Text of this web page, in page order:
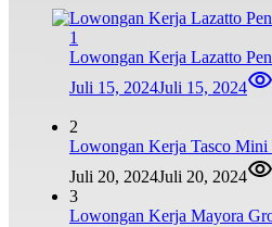
1
Lowongan Kerja Lazatto
Juli 15, 2024Juli 15, 2024
2
Lowongan Kerja Tasco Mini
Juli 20, 2024Juli 20, 2024
3
Lowongan Kerja Mayora